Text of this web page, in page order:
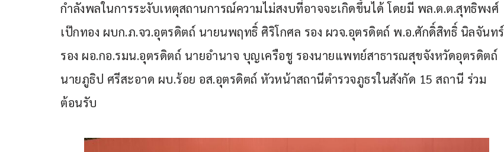
กำลังพลในการระงับเหตุสถานการณ์ความไม่สงบที่อาจจะเกิดขึ้นได้ โดยมี พล.ต.ต.สุทธิพงศ์
เป๊กทอง ผบก.ภ.จว.อุตรดิตถ์ นายนพฤทธิ์ ศิริโกศล รอง ผวจ.อุตรดิตถ์ พ.อ.ศักดิ์สิทธิ์ นิลจันทร์
รอง ผอ.กอ.รมน.อุตรดิตถ์ นายอำนาจ บุญเครือชู รองนายแพทย์สาธารณสุขจังหวัดอุตรดิตถ์
นายภูธิป ศรีสะอาด ผบ.ร้อย อส.อุตรดิตถ์ หัวหน้าสถานีตำรวจภูธรในสังกัด 15 สถานี ร่วม
ต้อนรับ